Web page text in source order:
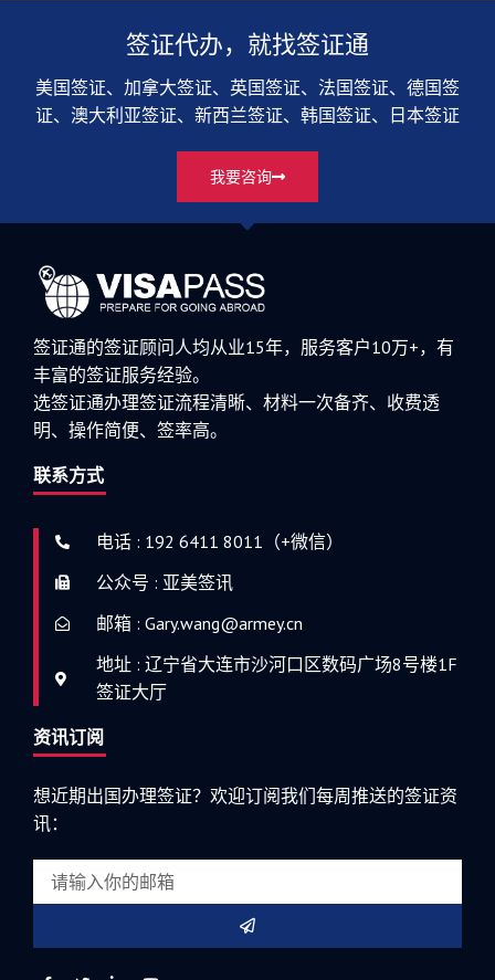
签证代办，就找签证通
美国签证、加拿大签证、英国签证、法国签证、德国签
证、澳大利亚签证、新西兰签证、韩国签证、日本签证
我要咨询
签证通的签证顾问人均从业15年，服务客户10万+，有
丰富的签证服务经验。
选签证通办理签证流程清晰、材料一次备齐、收费透
明、操作简便、签率高。
联系方式
电话 : 192 6411 8011（+微信）
公众号 : 亚美签讯
邮箱 : Gary.wang@armey.cn
地址 : 辽宁省大连市沙河口区数码广场8号楼1F
签证大厅
资讯订阅
想近期出国办理签证？欢迎订阅我们每周推送的签证资
讯：